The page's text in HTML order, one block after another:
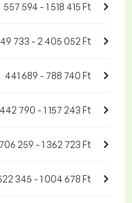
557 594 - 1 518 415 Ft
733 - 2 405 052 Ft
441 689 - 788 740 Ft
442 790 - 1 157 243 Ft
706 259 - 1 362 723 Ft
345 - 1 004 678 Ft